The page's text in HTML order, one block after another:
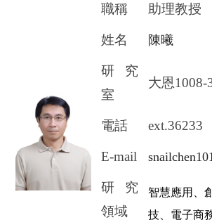
職稱 助理教授
姓名 陳曦
研究
室
大恩1008-
電話 ext.36233
E-mail
研究
領域
智慧應用、
技、電子商